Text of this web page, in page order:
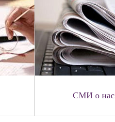
СМИ о нас